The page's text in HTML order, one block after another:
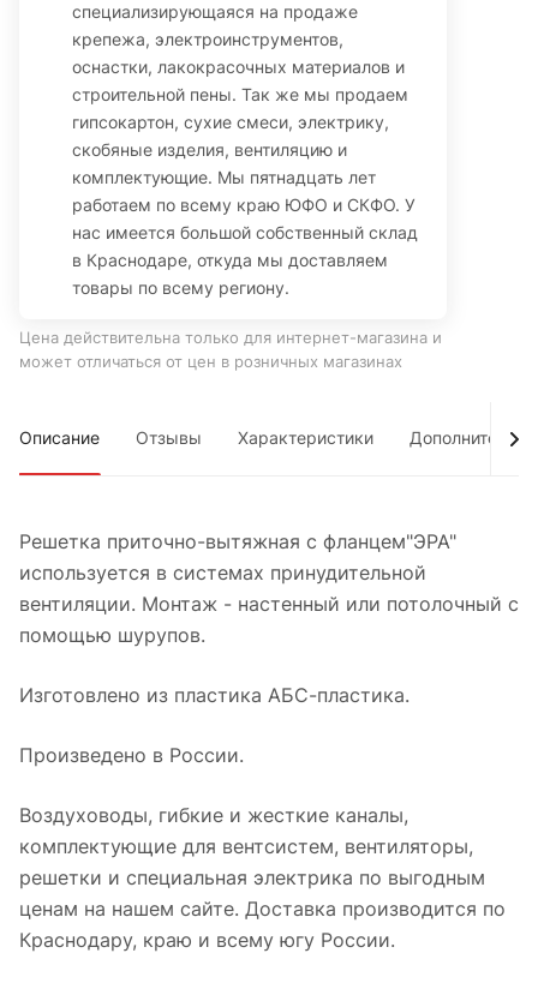
специализирующаяся на продаже
крепежа, электроинструментов,
оснастки, лакокрасочных материалов и
строительной пены. Так же мы продаем
гипсокартон, сухие смеси, электрику,
скобяные изделия, вентиляцию и
комплектующие. Мы пятнадцать лет
работаем по всему краю ЮФО и СКФО. У
нас имеется большой собственный склад
в Краснодаре, откуда мы доставляем
товары по всему региону.
Цена действительна только для интернет-магазина и
может отличаться от цен в розничных магазинах
Описание Отзывы Характеристики Дополнительно
Решетка приточно-вытяжная с фланцем"ЭРА"
используется в системах принудительной
вентиляции. Монтаж - настенный или потолочный с
помощью шурупов.
Изготовлено из пластика АБС-пластика.
Произведено в России.
Воздуховоды, гибкие и жесткие каналы,
комплектующие для вентсистем, вентиляторы,
решетки и специальная электрика по выгодным
ценам на нашем сайте. Доставка производится по
Краснодару, краю и всему югу России.